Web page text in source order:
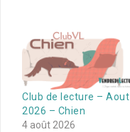
Club de lecture – Aout
2026 – Chien
4 août 2026